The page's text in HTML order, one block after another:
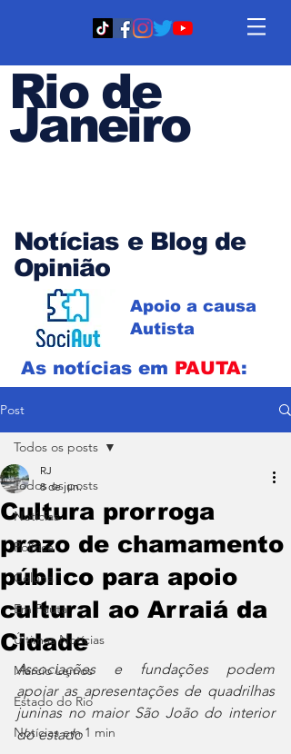
Rio de
Janeiro
Notícias e Blog de
Opinião
Apoio a causa
Autista
As notícias em PAUTA:
Post
Todos os posts
Notícias
Política
Coluna
Em Pauta
Últimas Notícias
Márcio Lemos
Estado do Rio
Notícias em 1 min
Todos os posts
Cultura prorroga
prazo de chamamento
público para apoio
cultural ao Arraiá da
Cidade
RJ
8 de jun.
Associações e fundações podem
apoiar as apresentações de quadrilhas
juninas no maior São João do interior
do estado